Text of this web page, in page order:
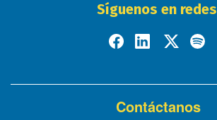
Síguenos en redes
Contáctanos